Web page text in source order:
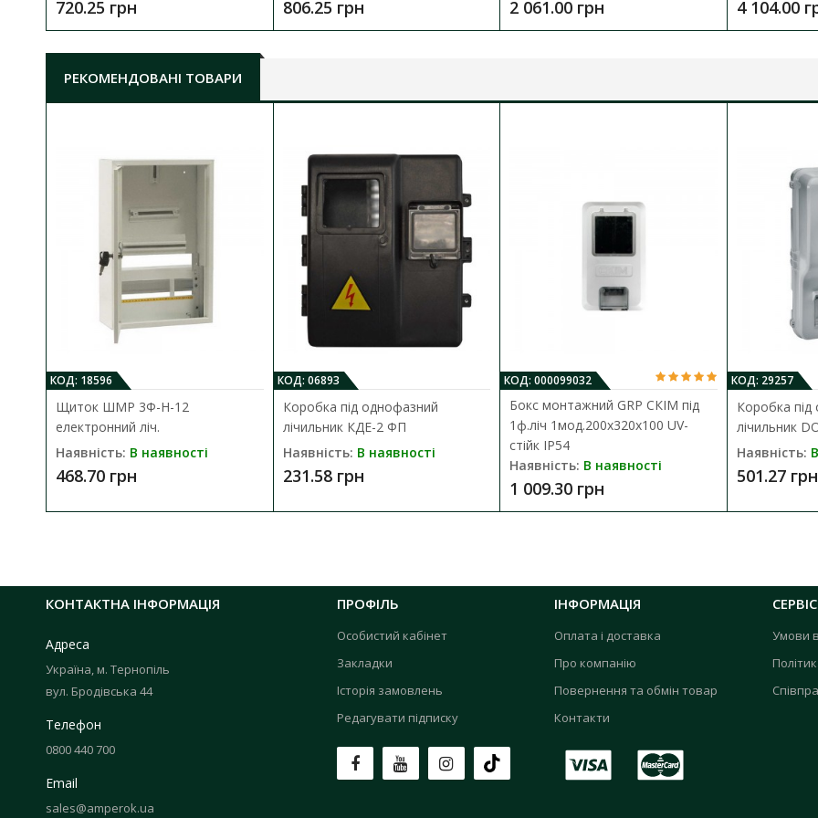
720.25 грн 806.25 грн 2 061.00 грн 4 104.00
РЕКОМЕНДОВАНІ ТОВАРИ
КОД: 18596
Щиток ШМР 3Ф-Н-12
електронний ліч.
Наявність: В наявності
468.70 грн
КОД: 06893
Коробка під однофазний
лічильник КДЕ-2 ФП
Наявність: В наявності
231.58 грн
КОД: 000099032
Бокс монтажний GRP СКІМ під
1ф.ліч 1мод.200х320х100 UV-
стійк IP54
Наявність: В наявності
1 009.30 грн
КОД: 29257
Коробка
лічильник
Наявність:
501.27 грн
КОНТАКТНА ІНФОРМАЦІЯ
Адреса
Україна, м. Тернопіль
вул. Бродівська 44
Телефон
0800 440 700
Email
sales@amperok.ua
ПРОФІЛЬ
Особистий кабінет
Закладки
Історія замовлень
Редагувати підписку
ІНФОРМАЦІЯ
Оплата і доставка
Про компанію
Повернення та обмін товар
Контакти
СЕРВІС
Умови